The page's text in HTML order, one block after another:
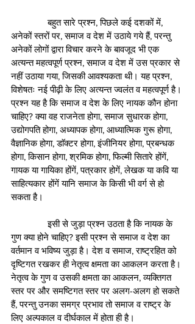
               बहुत सारे प्रश्न, पिछले कई दशकों में,
अनेकों स्तरों पर, समाज व देश में उठाये गये हैं, परन्तु
अनेकों लोगों द्वारा विचार करने के बावजूद भी एक
अत्यन्त महत्वपूर्ण प्रश्न, समाज व देश में उस प्रकार से
नहीं उठाया गया, जिसकी आवश्यकता थी। यह प्रश्न,
विशेषतः नई पीढ़ी के लिए अत्यन्त ज्वलंत व महत्वपूर्ण है।
प्रश्न यह है कि समाज व देश के लिए नायक कौन होना
चाहिए? क्या वह राजनेता होगा, समाज सुधारक होगा,
उद्योगपति होगा, अध्यापक होगा, आध्यात्मिक गुरू होगा,
वैज्ञानिक होगा, डाॅक्टर होगा, इंजीनियर होगा, प्रबन्धक
होगा, किसान होगा, श्रमिक होगा, फिल्मी सितारे होंगें,
गायक या गायिका होंगें, पत्रकार होगें, लेखक या कवि या
साहित्यकार होंगें यानि समाज के किसी भी वर्ग से हो
सकता है।
               इसी से जुड़ा प्रश्न उठता है कि नायक के
गुण क्या होने चाहिए? इसी प्रश्न से समाज व देश का
वर्तमान व भविष्य जुड़ा है। देश व समाज, राष्ट्रहित को
दृष्टिगत रखकर ही नेतृत्व क्षमता का आकलन करता है।
नेतृत्व के गुण व उसकी क्षमता का आकलन, व्यक्तिगत
स्तर पर और समष्टिगत स्तर पर अलग-अलग हो सकते
हैं, परन्तु उनका समग्र प्रभाव तो समाज व राष्ट्र के
लिए अल्पकाल व दीर्घकाल में होता ही है।